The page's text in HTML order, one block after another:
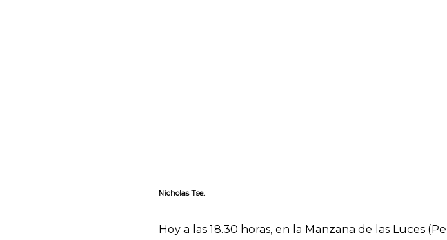
Nicholas Tse.
Hoy a las 18.30 horas, en la Manzana de las Luces